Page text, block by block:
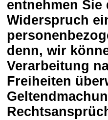
entnehmen
Widerspruch
denn, wir
Verarbeitung
Freiheiten